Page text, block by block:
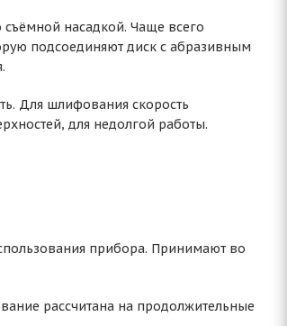
насадкой. Чаще всего
подсоединяют диск с абразивным
Для шлифования скорость
для недолгой работы.
прибора. Принимают во
рассчитана на продолжительные